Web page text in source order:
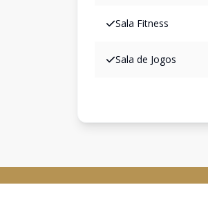
Sala Fitness
Sala de Jogos